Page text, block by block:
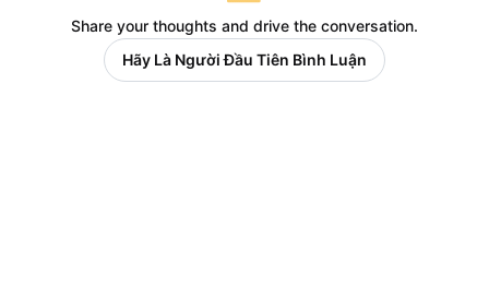
Share your thoughts and drive the conversation.
Hãy Là Người Đầu Tiên Bình Luận